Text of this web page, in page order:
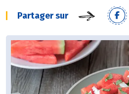
Partager sur